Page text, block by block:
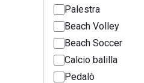
Palestra
Beach Volley
Beach Soccer
Calcio balilla
Pedalò